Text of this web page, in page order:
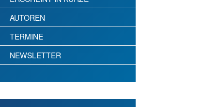
AUTOREN
TERMINE
NEWSLETTER